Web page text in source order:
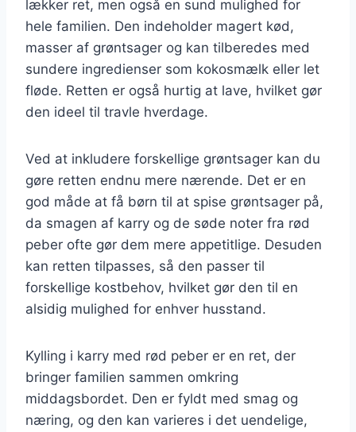
lækker ret, men også en sund mulighed for
hele familien. Den indeholder magert kød,
masser af grøntsager og kan tilberedes med
sundere ingredienser som kokosmælk eller let
fløde. Retten er også hurtig at lave, hvilket gør
den ideel til travle hverdage.
Ved at inkludere forskellige grøntsager kan du
gøre retten endnu mere nærende. Det er en
god måde at få børn til at spise grøntsager på,
da smagen af karry og de søde noter fra rød
peber ofte gør dem mere appetitlige. Desuden
kan retten tilpasses, så den passer til
forskellige kostbehov, hvilket gør den til en
alsidig mulighed for enhver husstand.
Kylling i karry med rød peber er en ret, der
bringer familien sammen omkring
middagsbordet. Den er fyldt med smag og
næring, og den kan varieres i det uendelige,